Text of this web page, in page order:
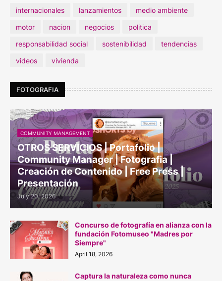
internacionales
lanzamientos
medio ambiente
motor
nacion negocios
politica
responsabilidad social
sostenibilidad
tendencias
videos
vivienda
FOTOGRAFIA
COMMUNITY MANAGEMENT
OTROS SERVICIOS | Portafolio |
Community Manager | Fotografia |
Creación de Contenido | Free Press |
Presentación
July 20, 2026
Concurso de fotografía en alianza con la
fundación Fotomuseo "Madres por
Siempre"
April 18, 2026
Captura la naturaleza como nunca